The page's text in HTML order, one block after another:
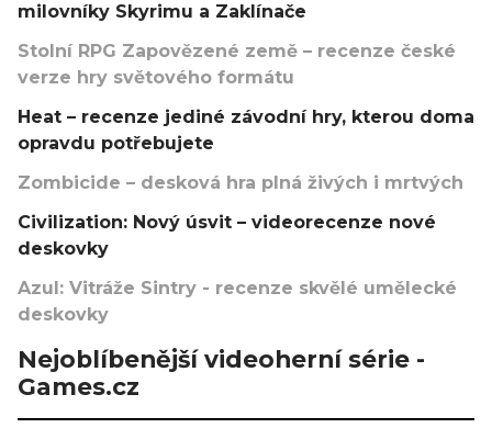
milovníky Skyrimu a Zaklínače
Stolní RPG Zapovězené země – recenze české
verze hry světového formátu
Heat – recenze jediné závodní hry, kterou doma
opravdu potřebujete
Zombicide – desková hra plná živých i mrtvých
Civilization: Nový úsvit – videorecenze nové
deskovky
Azul: Vitráže Sintry - recenze skvělé umělecké
deskovky
Nejoblíbenější videoherní série -
Games.cz